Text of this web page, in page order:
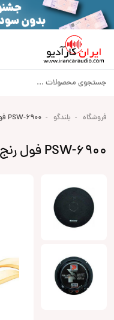
فروشگاه بلندگو PSW-6900 فول رنج آلفاسونیک Alphasonic
PSW-6900 فول رنج آلفاسونیک Alphasonic